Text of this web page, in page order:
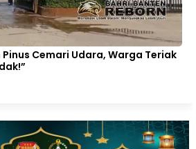
Cemari Udara, Warga Teriak